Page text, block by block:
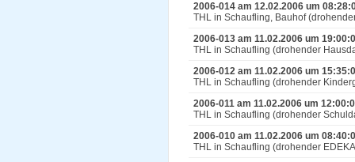
2006-014 am 12.02.2006 um
THL in Schaufling, Bauhof
2006-013 am 11.02.2006 um
THL in Schaufling (drohender
2006-012 am 11.02.2006 um
THL in Schaufling (drohender
2006-011 am 11.02.2006 um
THL in Schaufling (drohender
2006-010 am 11.02.2006 um
THL in Schaufling (drohender